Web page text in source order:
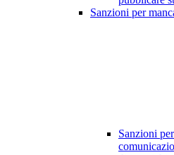
Sanzioni per
Sanzioni